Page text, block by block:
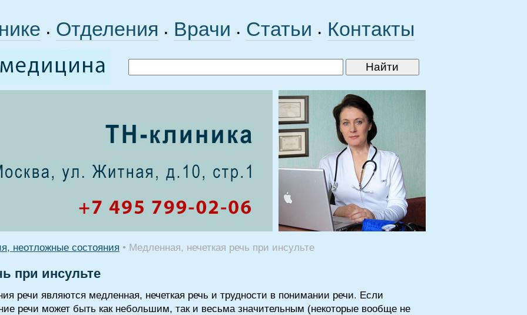
• Отделения • Врачи • Статьи • Контакты
неотложные состояния • Медленная, нечеткая речь при инсульте
при инсульте
речи являются медленная, нечеткая речь и трудности в понимании речи. Если
речи может быть как небольшим, так и весьма значительным (некоторые вообще не